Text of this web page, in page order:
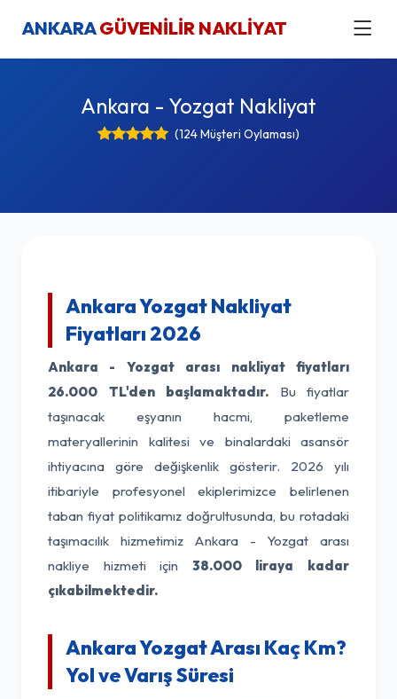
ANKARAGÜVENİLİR NAKLİYAT
Ankara - Yozgat Nakliyat
(124 Müşteri Oylaması)
Ankara Yozgat Nakliyat
Fiyatları 2026
Ankara - Yozgat arası nakliyat fiyatları
26.000 TL'den başlamaktadır. Bu fiyatlar
taşınacak eşyanın hacmi, paketleme
materyallerinin kalitesi ve binalardaki asansör
ihtiyacına göre değişkenlik gösterir. 2026 yılı
itibariyle profesyonel ekiplerimizce belirlenen
taban fiyat politikamız doğrultusunda, bu rotadaki
taşımacılık hizmetimiz Ankara - Yozgat arası
nakliye hizmeti için 38.000 liraya kadar
çıkabilmektedir.
Ankara Yozgat Arası Kaç Km?
Yol ve Varış Süresi